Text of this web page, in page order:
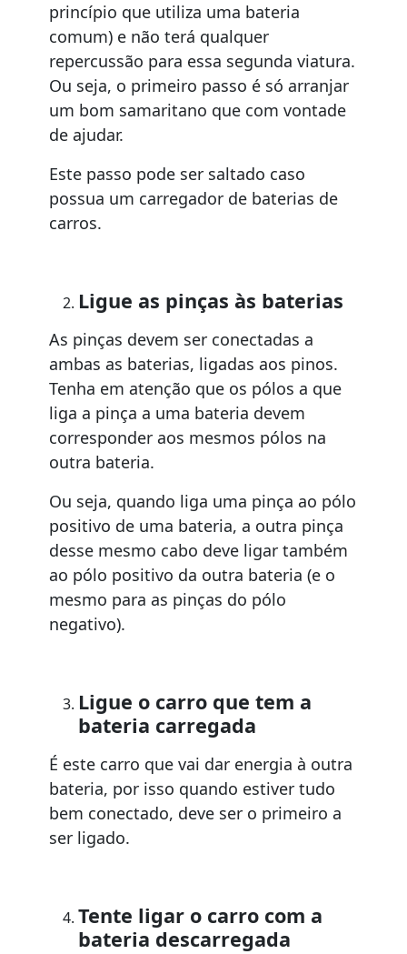
princípio que utiliza uma bateria
comum) e não terá qualquer
repercussão para essa segunda viatura.
Ou seja, o primeiro passo é só arranjar
um bom samaritano que com vontade
de ajudar.
Este passo pode ser saltado caso
possua um carregador de baterias de
carros.
Ligue as pinças às baterias
As pinças devem ser conectadas a
ambas as baterias, ligadas aos pinos.
Tenha em atenção que os pólos a que
liga a pinça a uma bateria devem
corresponder aos mesmos pólos na
outra bateria.
Ou seja, quando liga uma pinça ao pólo
positivo de uma bateria, a outra pinça
desse mesmo cabo deve ligar também
ao pólo positivo da outra bateria (e o
mesmo para as pinças do pólo
negativo).
Ligue o carro que tem a
bateria carregada
É este carro que vai dar energia à outra
bateria, por isso quando estiver tudo
bem conectado, deve ser o primeiro a
ser ligado.
Tente ligar o carro com a
bateria descarregada